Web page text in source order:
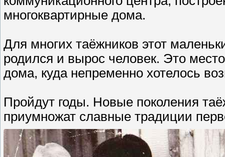
многоквартирные дома.
Для многих таёжников этот
родился и вырос человек. Это
дома, куда непременно хотелось
Пройдут годы. Новые поколения
приумножат славные традиции